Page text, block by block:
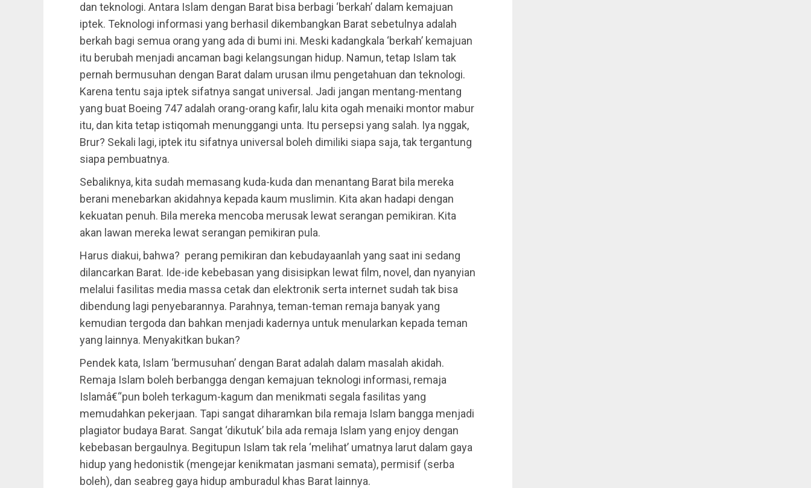
dan teknologi. Antara Islam dengan Barat bisa berbagi ‘berkah’ dalam kemajuan
iptek. Teknologi informasi yang berhasil dikembangkan Barat sebetulnya adalah
berkah bagi semua orang yang ada di bumi ini. Meski kadangkala ‘berkah’ kemajuan
itu berubah menjadi ancaman bagi kelangsungan hidup. Namun, tetap Islam tak
pernah bermusuhan dengan Barat dalam urusan ilmu pengetahuan dan teknologi.
Karena tentu saja iptek sifatnya sangat universal. Jadi jangan mentang-mentang
yang buat Boeing 747 adalah orang-orang kafir, lalu kita ogah menaiki montor mabur
itu, dan kita tetap istiqomah menunggangi unta. Itu persepsi yang salah. Iya nggak,
Brur? Sekali lagi, iptek itu sifatnya universal boleh dimiliki siapa saja, tak tergantung
siapa pembuatnya.
Sebaliknya, kita sudah memasang kuda-kuda dan menantang Barat bila mereka
berani menebarkan akidahnya kepada kaum muslimin. Kita akan hadapi dengan
kekuatan penuh. Bila mereka mencoba merusak lewat serangan pemikiran. Kita
akan lawan mereka lewat serangan pemikiran pula.
Harus diakui, bahwa? perang pemikiran dan kebudayaanlah yang saat ini sedang
dilancarkan Barat. Ide-ide kebebasan yang disisipkan lewat film, novel, dan nyanyian
melalui fasilitas media massa cetak dan elektronik serta internet sudah tak bisa
dibendung lagi penyebarannya. Parahnya, teman-teman remaja banyak yang
kemudian tergoda dan bahkan menjadi kadernya untuk menularkan kepada teman
yang lainnya. Menyakitkan bukan?
Pendek kata, Islam ‘bermusuhan’ dengan Barat adalah dalam masalah akidah.
Remaja Islam boleh berbangga dengan kemajuan teknologi informasi, remaja
Islamâ€“pun boleh terkagum-kagum dan menikmati segala fasilitas yang
memudahkan pekerjaan. Tapi sangat diharamkan bila remaja Islam bangga menjadi
plagiator budaya Barat. Sangat ‘dikutuk’ bila ada remaja Islam yang enjoy dengan
kebebasan bergaulnya. Begitupun Islam tak rela ‘melihat’ umatnya larut dalam gaya
hidup yang hedonistik (mengejar kenikmatan jasmani semata), permisif (serba
boleh), dan seabreg gaya hidup amburadul khas Barat lainnya.